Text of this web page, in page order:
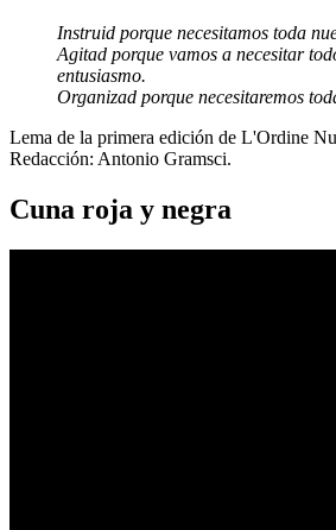
Instruid porque necesitamos toda
Agitad porque vamos a necesitar
entusiasmo.
Organizad porque necesitaremos
Lema de la primera edición de L'Ordine
Redacción: Antonio Gramsci.
Cuna roja y negra